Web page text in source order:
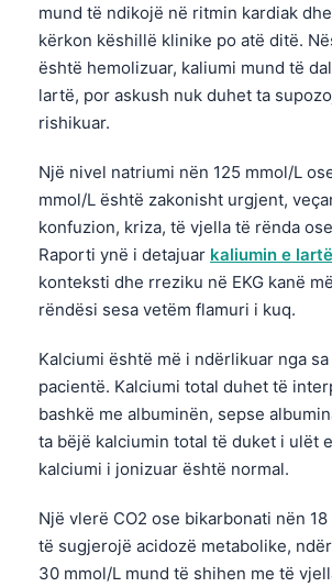
mund të ndikojë në ritmin kardiak
kërkon këshillë klinike po atë ditë.
është hemolizuar, kaliumi mund të
lartë, por askush nuk duhet ta
rishikuar.
Një nivel natriumi nën 125 mmol/L
mmol/L është zakonisht urgjent,
konfuzion, kriza, të vjella të rënda
Raporti ynë i detajuar kaliumin e lartë
konteksti dhe rreziku në EKG kanë
rëndësi sesa vetëm flamuri i kuq.
Kalciumi është më i ndërlikuar nga
pacientë. Kalciumi total duhet të
bashkë me albuminën, sepse
ta bëjë kalciumin total të duket i ulët
kalciumi i jonizuar është normal.
Një vlerë CO2 ose bikarbonati nën
të sugjerojë acidozë metabolike,
30 mmol/L mund të shihen me të
Basa Jawa
Cebuano
Кыргызча
Татар теле
Беларуская мова
Esperanto
Frysk
Ślōnskŏ gŏdka
Norsk bokmål